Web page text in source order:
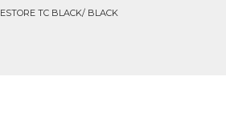
TC BLACK/ BLACK